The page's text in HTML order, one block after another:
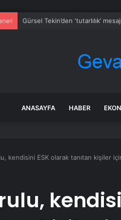
Gürsel Tekin’den ‘tutarlılık’
ANASAYFA HABER
kendisini ESK olarak tanıtan kişiler